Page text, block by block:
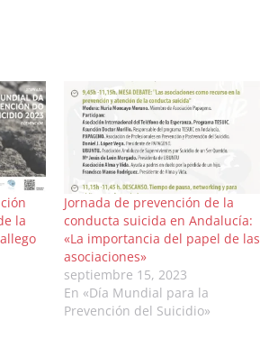
la
Jornada de prevención de la
conducta suicida en Andalucía:
«La importancia del papel de las
asociaciones»
septiembre 15, 2023
En «Día Mundial para la
Prevención del Suicidio»